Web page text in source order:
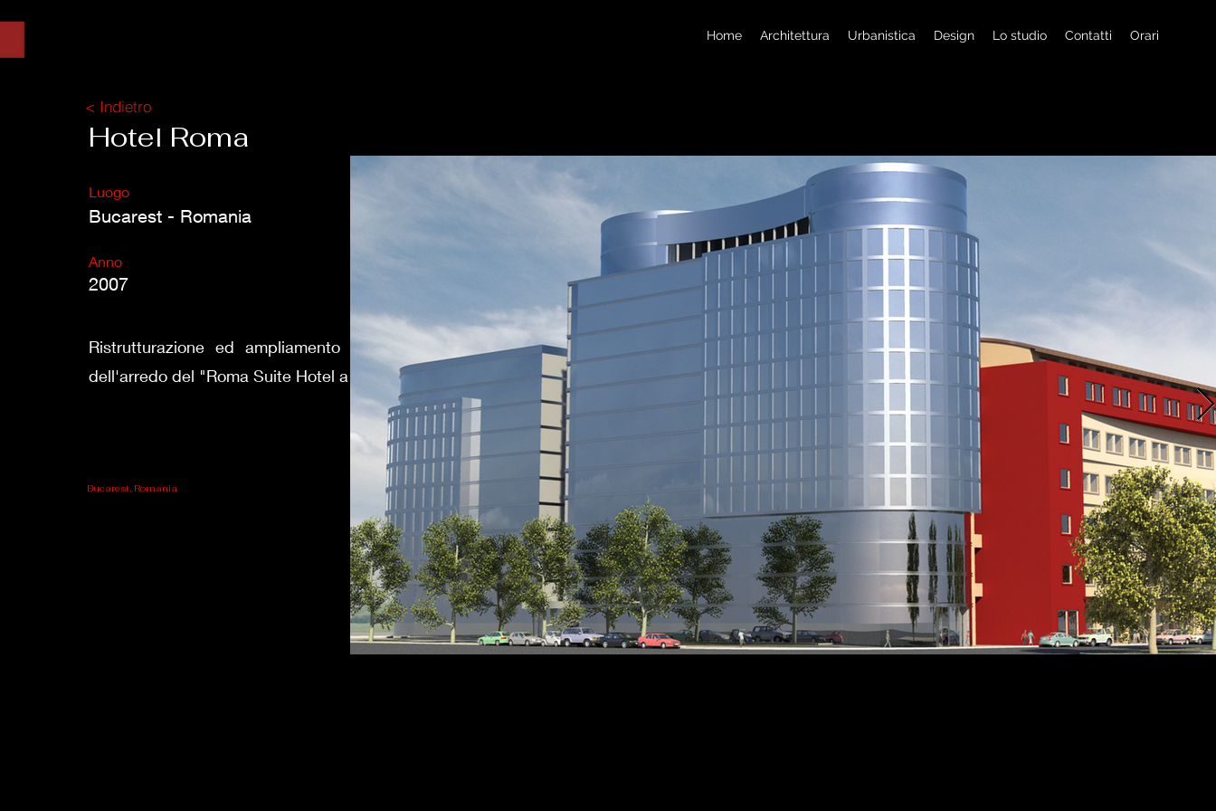
Home Architettura Urbanistica Design Lo studio Contatti Orari
< Indietro
Hotel Roma
Luogo
Bucarest - Romania
Anno
2007
Ristrutturazione ed ampliamento con relativo studio
dell'arredo del "Roma Suite Hotel a Bucarest
Bucarest, Romania